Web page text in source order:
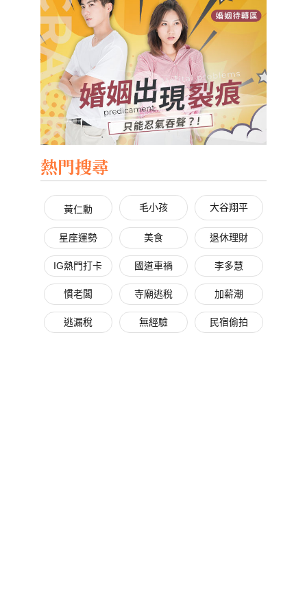
熱門搜尋
黃仁勳 毛小孩 大谷翔平
星座運勢 美食 退休理財
IG熱門打卡 國道車禍 李多慧
慣老闆 寺廟逃稅 加薪潮
逃漏稅 無經驗 民宿偷拍